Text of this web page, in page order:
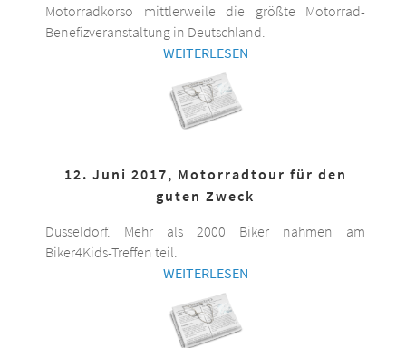
Motorradkorso mittlerweile die größte Motorrad-
Benefizveranstaltung in Deutschland.
WEITERLESEN
12. Juni 2017, Motorradtour für den
guten Zweck
Düsseldorf. Mehr als 2000 Biker nahmen am
Biker4Kids-Treffen teil.
WEITERLESEN